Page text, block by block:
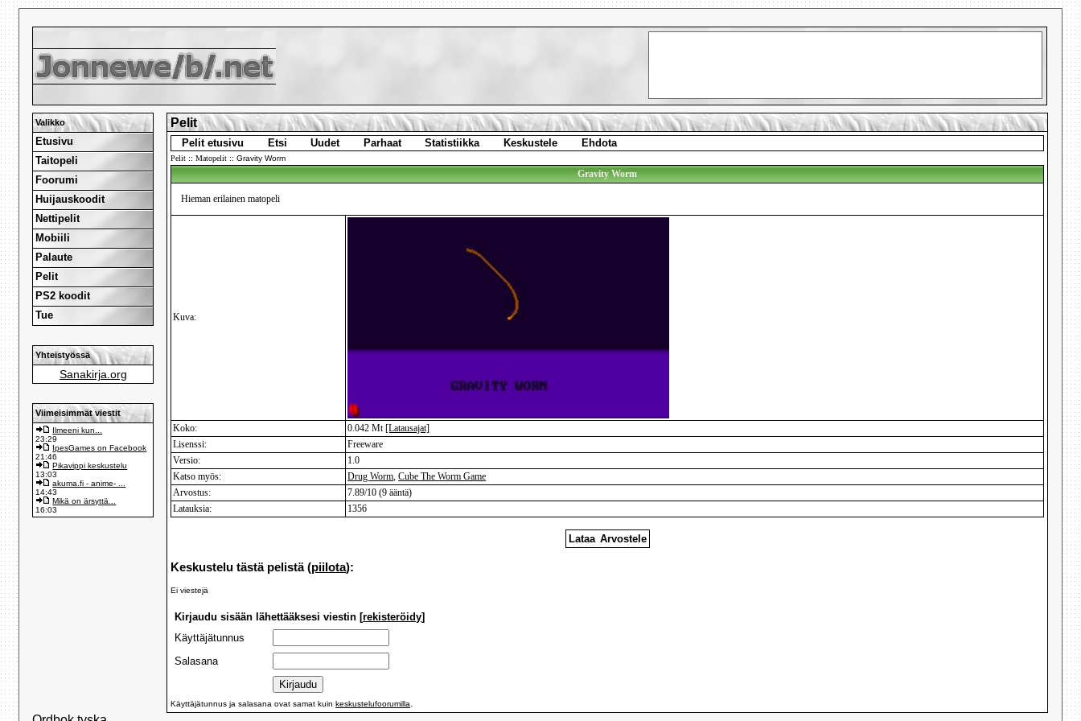
Valikko
Etusivu
Taitopeli
Foorumi
Huijauskoodit
Nettipelit
Mobiili
Palaute
Pelit
PS2 koodit
Tue
Yhteistyössä
Sanakirja.org
Viimeisimmät viestit
Ilmeeni kun...
23:29
IpesGames on Facebook
21:46
Pikavippi keskustelu
13:03
akuma.fi - anime- ...
14:43
Mikä on ärsyttä...
16:03
Pelit
Pelit etusivu Etsi Uudet Parhaat Statistiikka Keskustele Ehdota
Pelit ::Matopelit ::Gravity Worm
Gravity Worm
Hieman erilainen matopeli
Kuva:
Koko: 0.042 Mt [Latausajat]
Lisenssi:
Freeware
Versio:
1.0
Katso myös:
Drug Worm,Cube The Worm Game
Arvostus:
7.89/10 (9 ääntä)
Latauksia:
1356
Lataa Arvostele
Keskustelu tästä pelistä (piilota):
Ei viestejä
Kirjaudu sisään lähettääksesi viestin [rekisteröidy]
Käyttäjätunnus
Salasana
Käyttäjätunnus ja salasana ovat samat kuinkeskustelufoorumilla.